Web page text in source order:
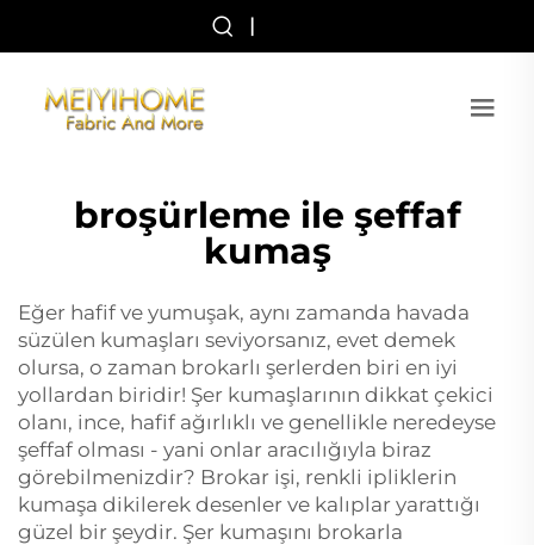
|
broşürleme ile şeffaf
kumaş
Eğer hafif ve yumuşak, aynı zamanda havada
süzülen kumaşları seviyorsanız, evet demek
olursa, o zaman brokarlı şerlerden biri en iyi
yollardan biridir! Şer kumaşlarının dikkat çekici
olanı, ince, hafif ağırlıklı ve genellikle neredeyse
şeffaf olması - yani onlar aracılığıyla biraz
görebilmenizdir? Brokar işi, renkli ipliklerin
kumaşa dikilerek desenler ve kalıplar yarattığı
güzel bir şeydir. Şer kumaşını brokarla